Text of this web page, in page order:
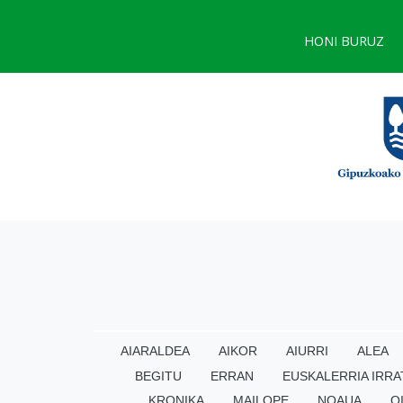
HONI BURUZ
AIARALDEA AIKOR AIURRI ALEA
BEGITU
ERRAN EUSKALERRIA